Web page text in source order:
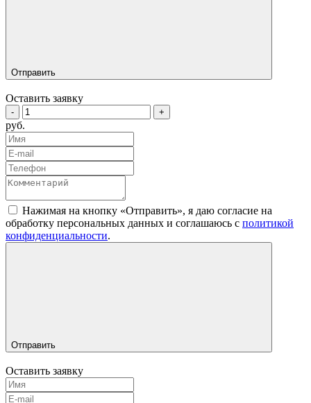
Отправить
Оставить заявку
- +
руб.
Нажимая на кнопку «Отправить», я даю согласие на
обработку персональных данных и соглашаюсь c политикой
конфиденциальности.
Отправить
Оставить заявку